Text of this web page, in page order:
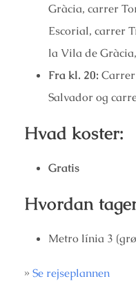
Gràcia, carrer
Escorial, carrer
la Vila de
Fra kl. 20:
Salvador og
Hvad koster:
Gratis
Hvordan
Metro línia 3
» Se rejseplannen